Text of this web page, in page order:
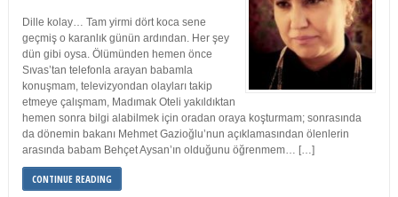
Dille kolay… Tam yirmi dört koca sene
geçmiş o karanlık günün ardından. Her şey
dün gibi oysa. Ölümünden hemen önce
Sıvas’tan telefonla arayan babamla
konuşmam, televizyondan olayları takip
etmeye çalışmam, Madımak Oteli yakıldıktan
hemen sonra bilgi alabilmek için oradan oraya koşturmam; sonrasında
da dönemin bakanı Mehmet Gazioğlu’nun açıklamasından ölenlerin
arasında babam Behçet Aysan’ın olduğunu öğrenmem… […]
CONTINUE READING